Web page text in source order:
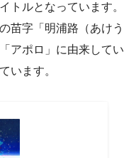
トルとなっています。
苗字「明浦路（あけう
アポロ」に由来してい
います。